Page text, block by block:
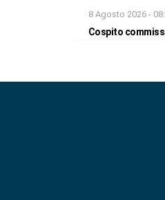
8 Agosto 2026 -
Cospito